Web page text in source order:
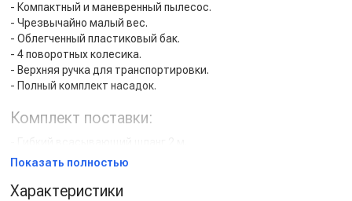
- Компактный и маневренный пылесос.
- Чрезвычайно малый вес.
- Облегченный пластиковый бак.
- 4 поворотных колесика.
- Верхняя ручка для транспортировки.
- Полный комплект насадок.
Комплект поставки:
- Соединительное колено.
- Переключаемая насадка ковер-пол, рабочая ширина 250 мм.
Показать полностью
Характеристики